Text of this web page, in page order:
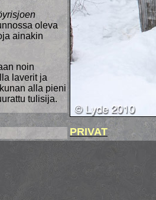
PRIVAT
oleva
ainakin
noin
laverit ja
alla pieni
tulisija.